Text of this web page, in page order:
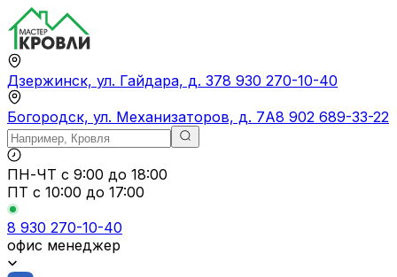
Дзержинск, ул. Гайдара, д. 378 930 270-10-40
Богородск, ул. Механизаторов, д. 7А8 902 689-33-22
ПН-ЧТ с 9:00 до 18:00
ПТ с 10:00 до 17:00
8 930 270-10-40
офис менеджер